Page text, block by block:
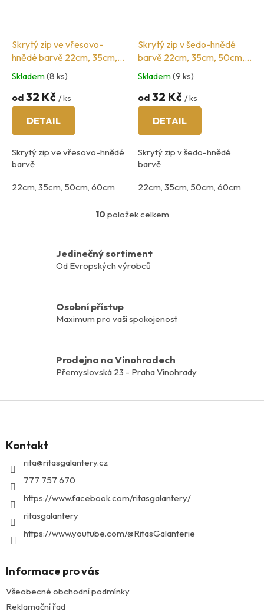
Skrytý zip ve vřesovo-
hnědé barvě 22cm, 35cm,
50cm, 60cm
Skladem(8 ks)
od 32 Kč / ks
DETAIL
Skrytý zip ve vřesovo-hnědé
barvě
22cm, 35cm, 50cm, 60cm
Skrytý zip v šedo-hnědé
barvě 22cm, 35cm, 50cm,
Skladem(9 ks)
od 32 Kč / ks
DETAIL
Skrytý zip v šedo-hnědé
barvě
22cm, 35cm, 50cm, 60cm
O
á
d
r
y
v
ý
i
10 položek celkem
Jedinečný sortiment
Od Evropských výrobců
Osobní přístup
Maximum pro vaši spokojenost
Prodejna na Vinohradech
Přemyslovská 23 - Praha Vinohrady
Z
aKontakt
rita@ritasgalantery.cz
777 757 670
https://www.facebook.com/ritasgalantery/
ritasgalantery
https://www.youtube.com/@RitasGalanterie
Informace pro vás
Všeobecné obchodní podmínky
Reklamační řad